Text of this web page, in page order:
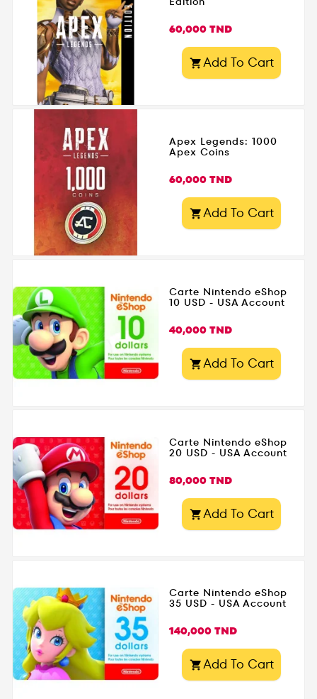
Prix
60,000 TND
Add To Cart
Apex Legends: 1000
Apex Coins
Prix
60,000 TND
Add To Cart
Carte Nintendo eShop
10 USD - USA Account
Prix
40,000 TND
Add To Cart
Carte Nintendo eShop
20 USD - USA Account
Prix
80,000 TND
Add To Cart
Carte Nintendo eShop
35 USD - USA Account
Prix
140,000 TND
Add To Cart